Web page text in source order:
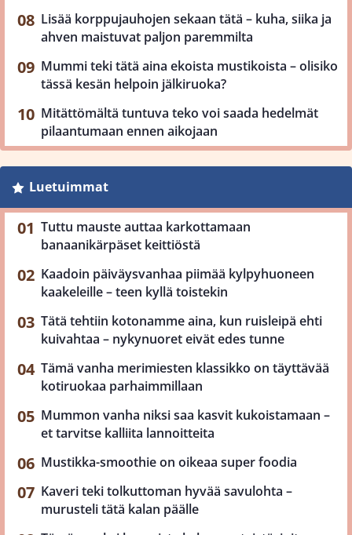
Lisää korppujauhojen sekaan tätä – kuha, siika ja
ahven maistuvat paljon paremmilta
Mummi teki tätä aina ekoista mustikoista – olisiko
tässä kesän helpoin jälkiruoka?
Mitättömältä tuntuva teko voi saada hedelmät
pilaantumaan ennen aikojaan
Luetuimmat
Tuttu mauste auttaa karkottamaan
banaanikärpäset keittiöstä
Kaadoin päiväysvanhaa piimää kylpyhuoneen
kaakeleille – teen kyllä toistekin
Tätä tehtiin kotonamme aina, kun ruisleipä ehti
kuivahtaa – nykynuoret eivät edes tunne
Tämä vanha merimiesten klassikko on täyttävää
kotiruokaa parhaimmillaan
Mummon vanha niksi saa kasvit kukoistamaan –
et tarvitse kalliita lannoitteita
Mustikka-smoothie on oikeaa super foodia
Kaveri teki tolkuttoman hyvää savulohta –
murusteli tätä kalan päälle